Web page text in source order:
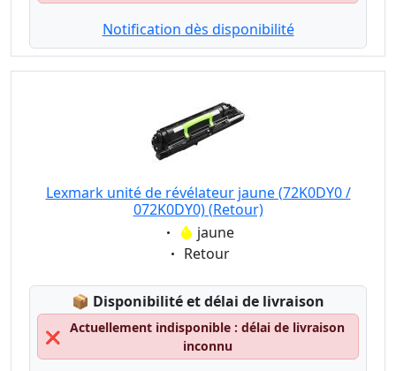
Notification dès disponibilité
Lexmark unité de révélateur jaune (72K0DY0 /
072K0DY0) (Retour)
Eigenschaft:
jaune
Eigenschaft:
Retour
📦 Lagerstatus:
Disponibilité et délai de livraison
❌
Actuellement indisponible : délai de livraison
inconnu